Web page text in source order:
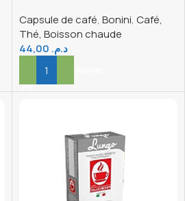
Capsule de café,Bonini,Café,
Thé, Boisson chaude
د.م.
Ajouter Au Panier